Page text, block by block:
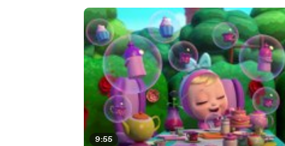
9:55